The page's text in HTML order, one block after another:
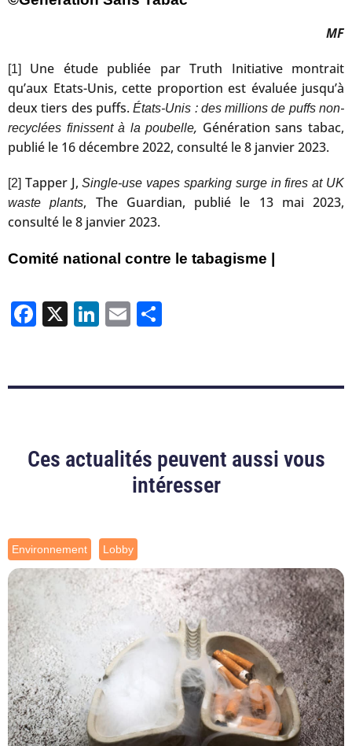
MF
[1]
Une étude publiée par Truth Initiative montrait
qu’aux Etats-Unis, cette proportion est évaluée jusqu’à
deux tiers des puffs.États-Unis : des millions de puffs non-
recyclées finissent à la poubelle, Génération sans tabac,
publié le 16 décembre 2022, consulté le 8 janvier 2023.
[2] Tapper J,Single-use vapes sparking surge in fires at UK
waste plants, The Guardian, publié le 13 mai 2023,
consulté le 8 janvier 2023.
Comité national contre le tabagisme |
Facebook
X LinkedIn
Email
Ces actualités peuvent aussi vous
intéresser
Environnement Lobby